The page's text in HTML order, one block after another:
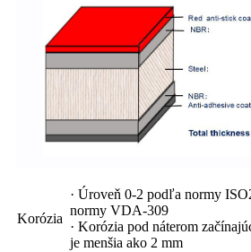
Korózia
· Úroveň 0-2 podľa normy
normy VDA-309
· Korózia pod náterom
je menšia ako 2 mm